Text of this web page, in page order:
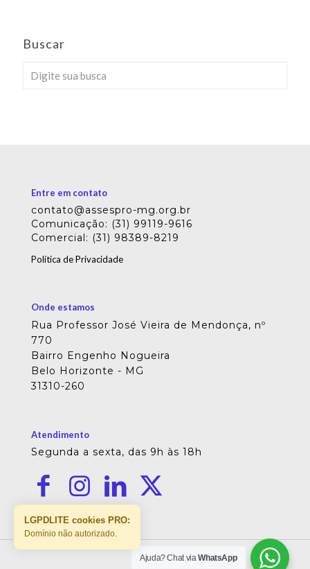
Buscar
Entre em contato
contato@assespro-mg.org.br
Comunicação: (31) 99119-9616
Comercial: (31) 98389-8219
Política de Privacidade
Onde estamos
Rua Professor José Vieira de Mendonça, nº
770
Bairro Engenho Nogueira
Belo Horizonte - MG
31310-260
Atendimento
Segunda a sexta, das 9h às 18h
Ajuda? Chat viaWhatsApp
LGPDLITE cookies PRO:
Domínio não autorizado.